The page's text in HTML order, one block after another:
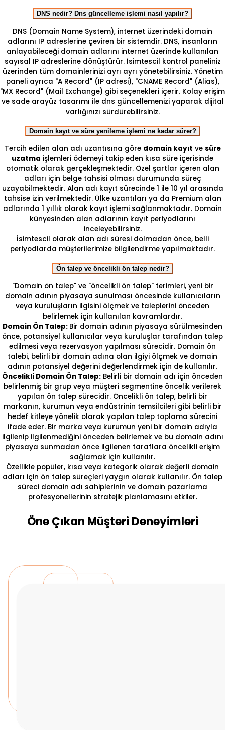
DNS nedir? Dns güncelleme işlemi nasıl yapılır?
DNS (Domain Name System), internet üzerindeki domain
adlarını IP adreslerine çeviren bir sistemdir. DNS, insanların
anlayabileceği domain adlarını internet üzerinde kullanılan
sayısal IP adreslerine dönüştürür. İsimtescil kontrol paneliniz
üzerinden tüm domainlerinizi ayrı ayrı yönetebilirsiniz. Yönetim
paneli ayrıca "A Record" (IP adresi), "CNAME Record" (Alias),
"MX Record" (Mail Exchange) gibi seçenekleri içerir. Kolay erişim
ve sade arayüz tasarımı ile dns güncellemenizi yaparak dijital
varlığınızı sürdürebilirsiniz.
Domain kayıt ve süre yenileme işlemi ne kadar sürer?
Tercih edilen alan adı uzantısına göre domain kayıt ve süre
uzatma işlemleri ödemeyi takip eden kısa süre içerisinde
otomatik olarak gerçekleşmektedir. Özel şartlar içeren alan
adları için belge tahsisi olması durumunda süreç
uzayabilmektedir. Alan adı kayıt sürecinde 1 ile 10 yıl arasında
tahsise izin verilmektedir. Ülke uzantıları ya da Premium alan
adlarında 1 yıllık olarak kayıt işlemi sağlanmaktadır. Domain
künyesinden alan adlarının kayıt periyodlarını
inceleyebilirsiniz.
İsimtescil olarak alan adı süresi dolmadan önce, belli
periyodlarda müşterilerimize bilgilendirme yapılmaktadır.
Ön talep ve öncelikli ön talep nedir?
"Domain ön talep" ve "öncelikli ön talep" terimleri, yeni bir
domain adının piyasaya sunulması öncesinde kullanıcıların
veya kuruluşların ilgisini ölçmek ve taleplerini önceden
belirlemek için kullanılan kavramlardır.
Domain Ön Talep: Bir domain adının piyasaya sürülmesinden
önce, potansiyel kullanıcılar veya kuruluşlar tarafından talep
edilmesi veya rezervasyon yapılması sürecidir. Domain ön
talebi, belirli bir domain adına olan ilgiyi ölçmek ve domain
adının potansiyel değerini değerlendirmek için de kullanılır.
Öncelikli Domain Ön Talep: Belirli bir domain adı için önceden
belirlenmiş bir grup veya müşteri segmentine öncelik verilerek
yapılan ön talep sürecidir. Öncelikli ön talep, belirli bir
markanın, kurumun veya endüstrinin temsilcileri gibi belirli bir
hedef kitleye yönelik olarak yapılan talep toplama sürecini
ifade eder. Bir marka veya kurumun yeni bir domain adıyla
ilgilenip ilgilenmediğini önceden belirlemek ve bu domain adını
piyasaya sunmadan önce ilgilenen taraflara öncelikli erişim
sağlamak için kullanılır.
Özellikle popüler, kısa veya kategorik olarak değerli domain
adları için ön talep süreçleri yaygın olarak kullanılır. Ön talep
süreci domain adı sahiplerinin ve domain pazarlama
profesyonellerinin stratejik planlamasını etkiler.
Öne Çıkan Müşteri Deneyimleri